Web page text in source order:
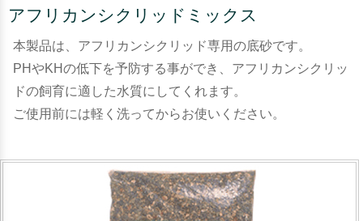
アフリカンシクリッドミックス
本製品は、アフリカンシクリッド専用の底砂です。
PHやKHの低下を予防する事ができ、アフリカンシクリッ
ドの飼育に適した水質にしてくれます。
ご使用前には軽く洗ってからお使いください。